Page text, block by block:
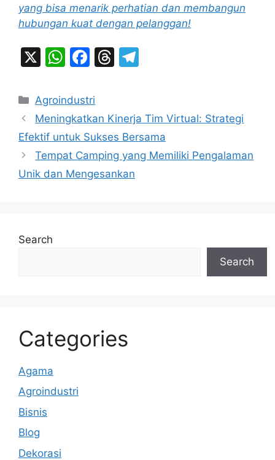
yang bisa menarik perhatian dan membangun
hubungan kuat dengan pelanggan!
X
W
at
s
A
p
p
F
c
e
b
o
o
T
a
d
s
gr
a
m
Categories
Agroindustri
Meningkatkan Kinerja Tim Virtual: Strategi
Efektif untuk Sukses Bersama
Tempat Camping yang Memiliki Pengalaman
Unik dan Mengesankan
Search
Search
Categories
Agama
Agroindustri
Bisnis
Blog
Dekorasi